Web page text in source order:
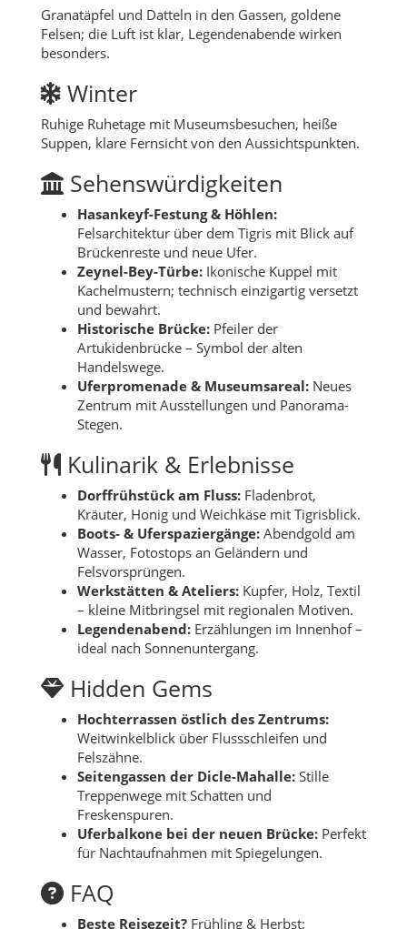
Granatäpfel und Datteln in den Gassen, goldene
Felsen; die Luft ist klar, Legendenabende wirken
besonders.
Winter
Ruhige Ruhetage mit Museumsbesuchen, heiße
Suppen, klare Fernsicht von den Aussichtspunkten.
Sehenswürdigkeiten
Hasankeyf-Festung & Höhlen:
Felsarchitektur über dem Tigris mit Blick auf
Brückenreste und neue Ufer.
Zeynel-Bey-Türbe: Ikonische Kuppel mit
Kachelmustern; technisch einzigartig versetzt
und bewahrt.
Historische Brücke: Pfeiler der
Artukidenbrücke – Symbol der alten
Handelswege.
Uferpromenade & Museumsareal: Neues
Zentrum mit Ausstellungen und Panorama-
Stegen.
Kulinarik & Erlebnisse
Dorffrühstück am Fluss: Fladenbrot,
Kräuter, Honig und Weichkäse mit Tigrisblick.
Boots- & Uferspaziergänge: Abendgold am
Wasser, Fotostops an Geländern und
Felsvorsprüngen.
Werkstätten & Ateliers: Kupfer, Holz, Textil
– kleine Mitbringsel mit regionalen Motiven.
Legendenabend: Erzählungen im Innenhof –
ideal nach Sonnenuntergang.
Hidden Gems
Hochterrassen östlich des Zentrums:
Weitwinkelblick über Flussschleifen und
Felszähne.
Seitengassen der Dicle-Mahalle: Stille
Treppenwege mit Schatten und
Freskenspuren.
Uferbalkone bei der neuen Brücke: Perfekt
für Nachtaufnahmen mit Spiegelungen.
FAQ
Beste Reisezeit? Frühling & Herbst;